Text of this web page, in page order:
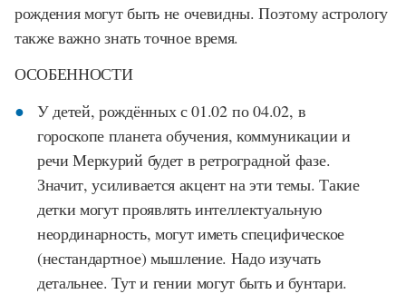
рождения могут быть не очевидны. Поэтому астрологу
также важно знать точное время.
ОСОБЕННОСТИ
У детей, рождённых с 01.02 по 04.02, в
гороскопе планета обучения, коммуникации и
речи Меркурий будет в ретроградной фазе.
Значит, усиливается акцент на эти темы. Такие
детки могут проявлять интеллектуальную
неординарность, могут иметь специфическое
(нестандартное) мышление. Надо изучать
детальнее. Тут и гении могут быть и бунтари.